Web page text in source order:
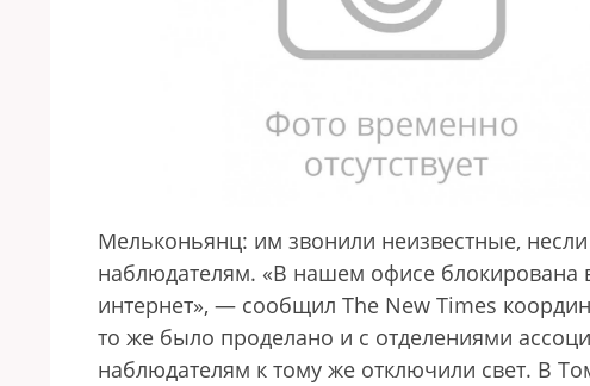
Мельконьянц: им звонили неизвестные,
наблюдателям. «В нашем офисе блокирована
интернет», — сообщил The New Times
то же было проделано и с отделениями
наблюдателям к тому же отключили свет. В